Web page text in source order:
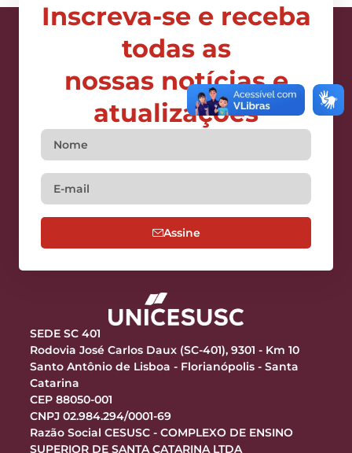
Inscreva-se e receba
todas as
nossas notícias e
atualizações
Assine
SEDE SC 401
Rodovia José Carlos Daux (SC-401), 9301 - Km 10
Santo Antônio de Lisboa - Florianópolis - Santa
Catarina
CEP 88050-001
CNPJ 02.984.294/0001-69
Razão Social CESUSC - COMPLEXO DE ENSINO
SUPERIOR DE SANTA CATARINA LTDA